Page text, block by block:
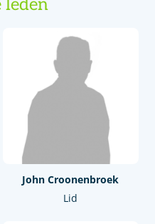
leden
John Croonenbroek
Lid